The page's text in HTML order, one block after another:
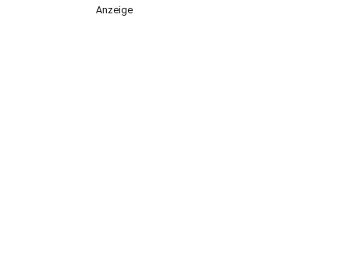
Anzeige